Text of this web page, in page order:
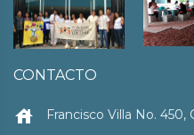
CONTACTO
house Francisco Villa No. 450,